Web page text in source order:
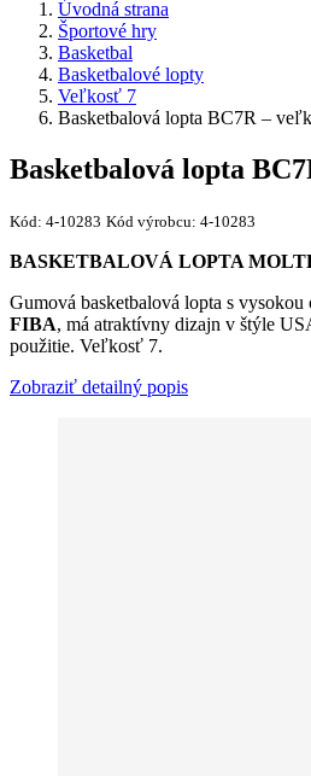
Úvodná strana
Športové hry
Basketbal
Basketbalové lopty
Veľkosť 7
Basketbalová lopta BC7R –
Basketbalová lopta
Kód: 4-10283 Kód výrobcu: 4-10283
BASKETBALOVÁ LOPTA
Gumová basketbalová lopta s
FIBA, má atraktívny dizajn v štýle
použitie. Veľkosť 7.
Zobraziť detailný popis